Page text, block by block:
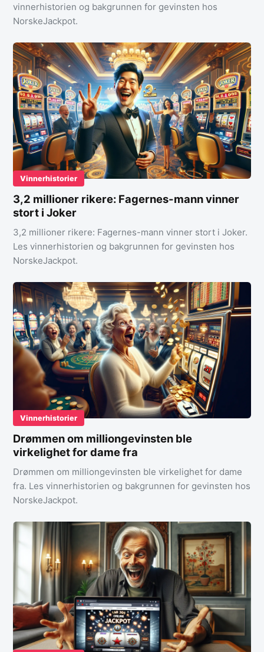
vinnerhistorien og bakgrunnen for gevinsten hos
NorskeJackpot.
Vinnerhistorier
3,2 millioner rikere: Fagernes-mann vinner
stort i Joker
3,2 millioner rikere: Fagernes-mann vinner stort i Joker.
Les vinnerhistorien og bakgrunnen for gevinsten hos
NorskeJackpot.
Vinnerhistorier
Drømmen om milliongevinsten ble
virkelighet for dame fra
Drømmen om milliongevinsten ble virkelighet for dame
fra. Les vinnerhistorien og bakgrunnen for gevinsten hos
NorskeJackpot.